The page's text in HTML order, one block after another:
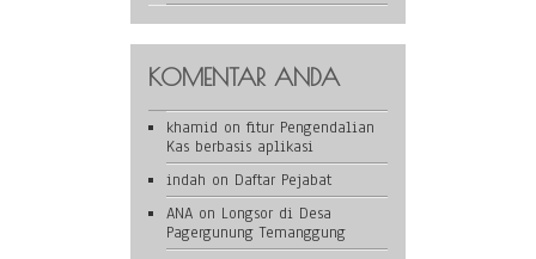
KOMENTAR ANDA
khamid on fitur Pengendalian
Kas berbasis aplikasi
indah on Daftar Pejabat
ANA on Longsor di Desa
Pagergunung Temanggung